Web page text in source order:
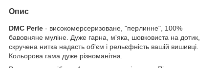
Опис
DMC Perle - високомерсеризоване, "перлинне", 100%
бавовняне муліне. Дуже гарна, м'яка, шовковиста на дотик,
скручена нитка надасть об'єм і рельєфність вашій вишивці.
Кольорова гама дуже різноманітна.